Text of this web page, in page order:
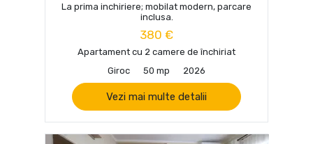
La prima inchiriere; mobilat modern, parcare
inclusa.
380 €
Apartament cu 2 camere de închiriat
Giroc
50 mp 2026
Vezi mai multe detalii